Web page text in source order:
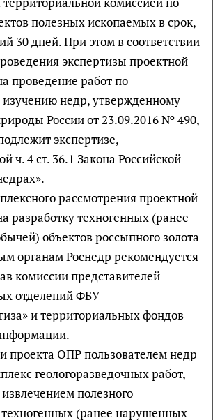
полезных ископаемых в срок,
30 дней. При этом в соответствии
экспертизы проектной
проведение работ по
изучению недр, утвержденному
России от 23.09.2016 № 490,
экспертизе,
ч. 4 ст. 36.1 Закона Российской
рассмотрения проектной
разработку техногенных (ранее
объектов россыпного золота
органам Роснедр рекомендуется
комиссии представителей
отделений ФБУ
и территориальных фондов
проекта ОПР пользователем недр
геологоразведочных работ,
полезного
техногенных (ранее нарушенных